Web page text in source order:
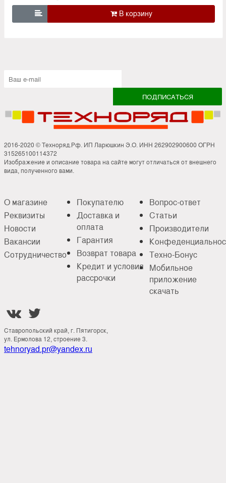

2016-2020 © Техноряд.Рф. ИП Ларюшкин Э.О. ИНН 262902900600 ОГРН
315265100114372
Изображение и описание товара на сайте могут отличаться от внешнего
вида, полученного вами.
О магазине
Реквизиты
Новости
Вакансии
Сотрудничество
Покупателю
Доставка и
оплата
Гарантия
Возврат товара
Кредит и условия
рассрочки
Вопрос-ответ
Статьи
Производители
Техно-Бонус
Мобильное
приложение
скачать
 
Ставропольский край, г. Пятигорск,
ул. Ермолова 12, строение 3.
tehnoryad.pr@yandex.ru